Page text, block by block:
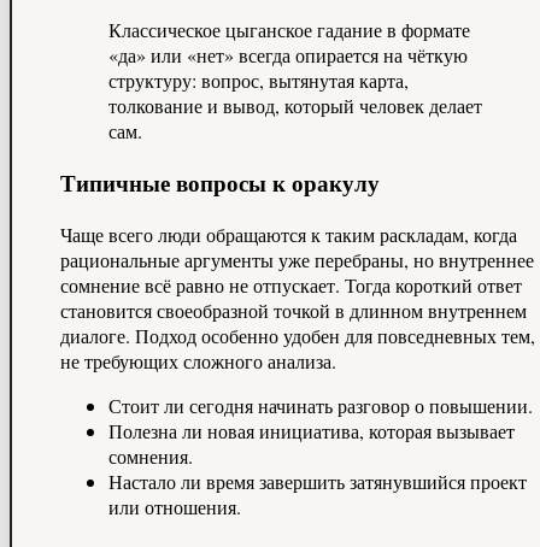
Классическое цыганское гадание в формате
«да» или «нет» всегда опирается на чёткую
структуру: вопрос, вытянутая карта,
толкование и вывод, который человек делает
сам.
Типичные вопросы к оракулу
Чаще всего люди обращаются к таким раскладам, когда
рациональные аргументы уже перебраны, но внутреннее
сомнение всё равно не отпускает. Тогда короткий ответ
становится своеобразной точкой в длинном внутреннем
диалоге. Подход особенно удобен для повседневных тем,
не требующих сложного анализа.
Стоит ли сегодня начинать разговор о повышении.
Полезна ли новая инициатива, которая вызывает
сомнения.
Настало ли время завершить затянувшийся проект
или отношения.